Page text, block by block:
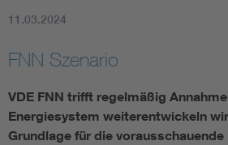
Digitalisierung und Metering
11.03.2024
FNN Szenario
VDE FNN trifft regelmäßig
Energiesystem weiterentwickeln
Grundlage für die